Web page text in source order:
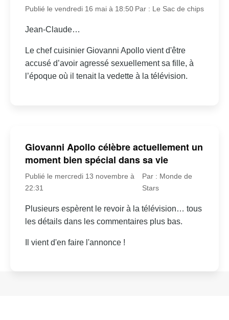
Publié le vendredi 16 mai à 18:50 Par : Le Sac de chips
Jean-Claude…
Le chef cuisinier Giovanni Apollo vient d'être
accusé d’avoir agressé sexuellement sa fille, à
l’époque où il tenait la vedette à la télévision.
Giovanni Apollo célèbre actuellement un
moment bien spécial dans sa vie
Publié le mercredi 13 novembre à
22:31
Par : Monde de
Stars
Plusieurs espèrent le revoir à la télévision… tous
les détails dans les commentaires plus bas.
Il vient d'en faire l'annonce !